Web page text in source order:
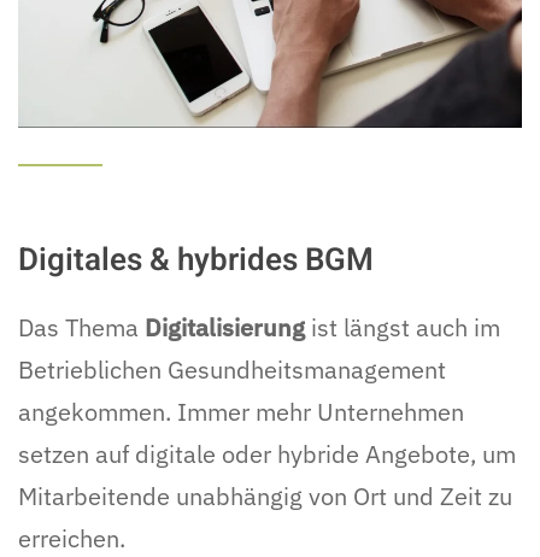
Digitales & hybrides BGM
Das Thema Digitalisierungist längst auch im
Betrieblichen Gesundheitsmanagement
angekommen. Immer mehr Unternehmen
setzen auf digitale oder hybride Angebote, um
Mitarbeitende unabhängig von Ort und Zeit zu
erreichen.